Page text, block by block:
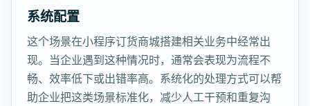
系统配置
这个场景在小程序订货商城搭建相关业务中经常出
现。当企业遇到这种情况时，通常会表现为流程不
畅、效率低下或出错率高。系统化的处理方式可以帮
助企业把这类场景标准化，减少人工干预和重复沟